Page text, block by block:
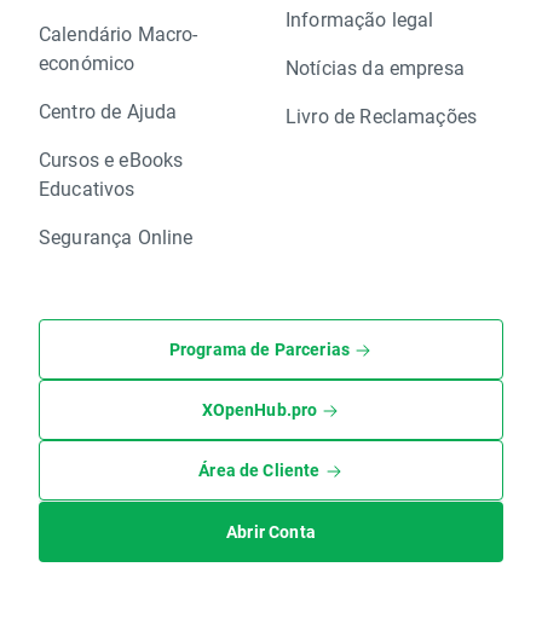
Calendário Macro-
económico
Centro de Ajuda
Cursos e eBooks
Educativos
Segurança Online
Informação legal
Notícias da empresa
Livro de Reclamações
Programa de Parcerias
XOpenHub.pro
Área de Cliente
Abrir Conta